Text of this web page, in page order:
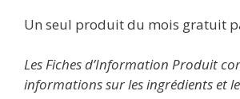
Un seul produit du mois gratuit
Les Fiches d’Information Produit
informations sur les ingrédients et